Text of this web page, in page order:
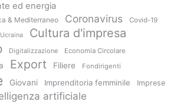
ed energia
& Mediterraneo Coronavirus Covid-19
Cultura d'impresa
Digitalizzazione Economia Circolare
Export Filiere Fondirigenti
Giovani Imprenditoria femminile Imprese
artificiale